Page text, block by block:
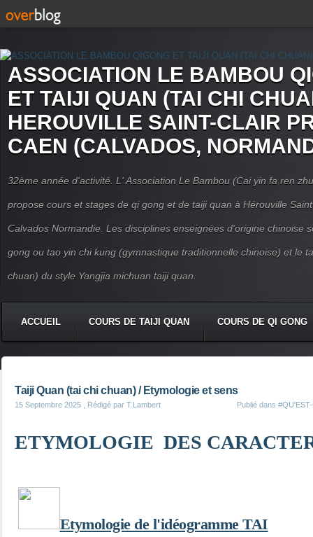
ASSOCIATION LE BAMBOU
ET TAIJI QUAN (TAI CHI
HEROUVILLE SAINT-CLAIR
CAEN (CALVADOS,
32ème année d'activité. L' Association Le Bambou (Cai yin fa ren
propose cours et stages de qi gong et de taiji quan à Hérouville
Calvados Normandie. Les disciplines enseignées d'origine chinoise
gong ou tao yin chi kung (gymnastique traditionnelle chinoise) et le
chuan) du style Yangjia michuan taiji quan.
ACCUEIL COURS DE TAIJI QUAN COURS DE QI GONG
Taiji Quan (tai chi chuan) / Etymologie et sens
15 Septembre 2025 , Rédigé par T.Lambert Publié dans
ETYMOLOGIE DES
Etymologie de l'idéogramme TAI